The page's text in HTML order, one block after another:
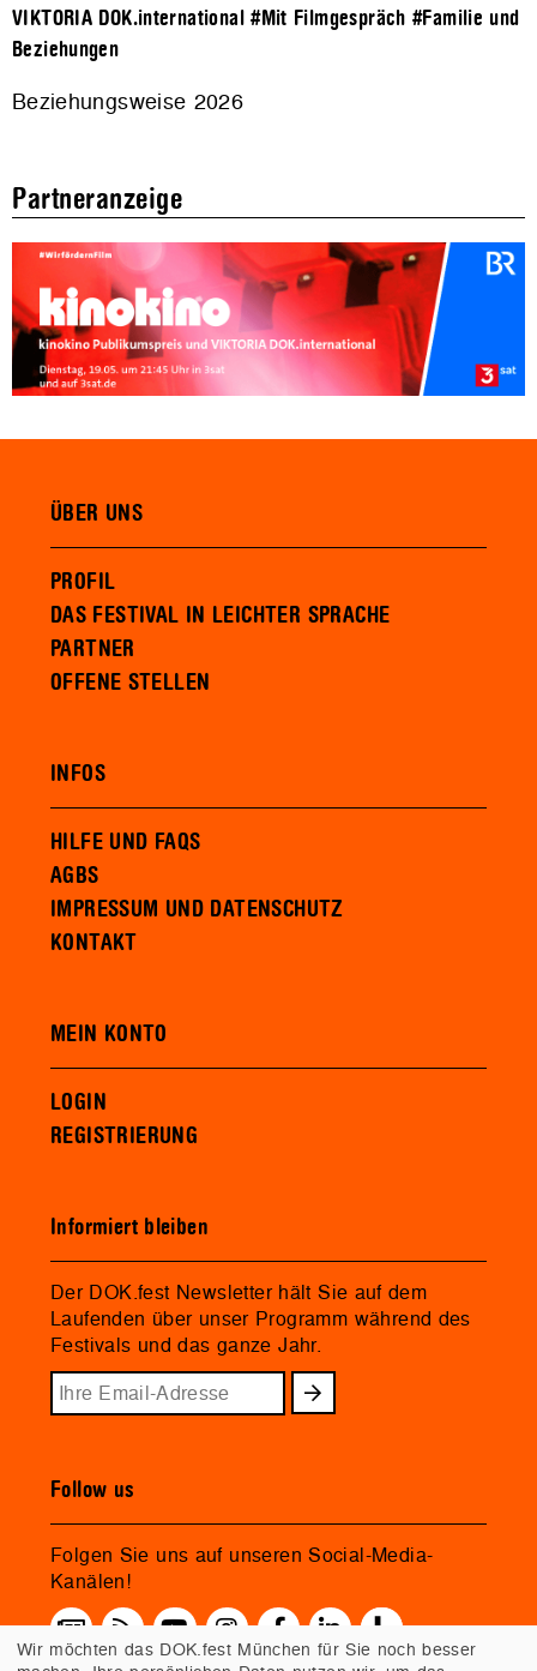
VIKTORIA DOK.international #Mit Filmgespräch #Familie und
Beziehungen
Beziehungsweise 2026
Partneranzeige
ÜBER UNS
PROFIL
DAS FESTIVAL IN LEICHTER SPRACHE
PARTNER
OFFENE STELLEN
INFOS
HILFE UND FAQS
AGBS
IMPRESSUM UND DATENSCHUTZ
KONTAKT
MEIN KONTO
LOGIN
REGISTRIERUNG
Informiert bleiben
Der DOK.fest Newsletter hält Sie auf dem
Laufenden über unser Programm während des
Festivals und das ganze Jahr.
Follow us
Folgen Sie uns auf unseren Social-Media-
Kanälen!
Wir möchten das DOK.fest München für Sie noch besser